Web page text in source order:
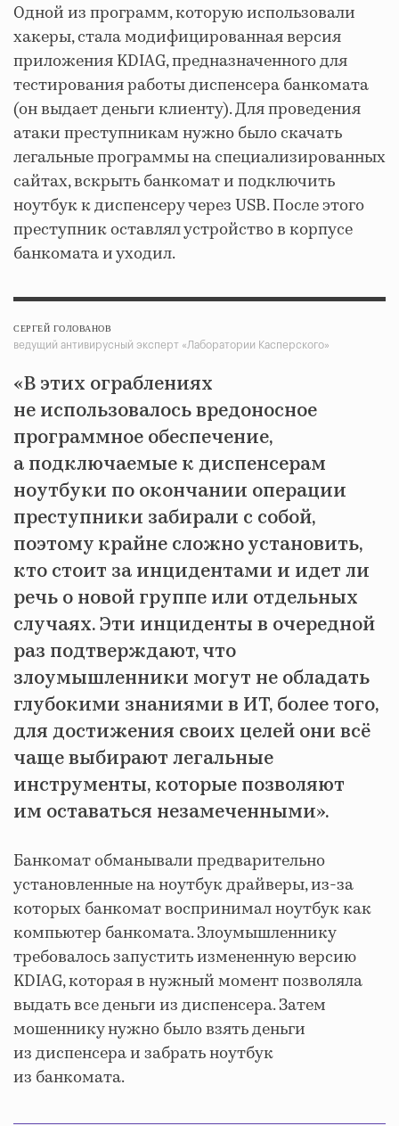
Одной из программ, которую использовали
хакеры, стала модифицированная версия
приложения KDIAG, предназначенного для
тестирования работы диспенсера банкомата
(он выдает деньги клиенту). Для проведения
атаки преступникам нужно было скачать
легальные программы на специализированных
сайтах, вскрыть банкомат и подключить
ноутбук к диспенсеру через USB. После этого
преступник оставлял устройство в корпусе
банкомата и уходил.
СЕРГЕЙ ГОЛОВАНОВ
ведущий антивирусный эксперт «Лаборатории Касперского»
«В этих ограблениях
не использовалось вредоносное
программное обеспечение,
а подключаемые к диспенсерам
ноутбуки по окончании операции
преступники забирали с собой,
поэтому крайне сложно установить,
кто стоит за инцидентами и идет ли
речь о новой группе или отдельных
случаях. Эти инциденты в очередной
раз подтверждают, что
злоумышленники могут не обладать
глубокими знаниями в ИТ, более того,
для достижения своих целей они всё
чаще выбирают легальные
инструменты, которые позволяют
им оставаться незамеченными».
Банкомат обманывали предварительно
установленные на ноутбук драйверы, из-за
которых банкомат воспринимал ноутбук как
компьютер банкомата. Злоумышленнику
требовалось запустить измененную версию
KDIAG, которая в нужный момент позволяла
выдать все деньги из диспенсера. Затем
мошеннику нужно было взять деньги
из диспенсера и забрать ноутбук
из банкомата.